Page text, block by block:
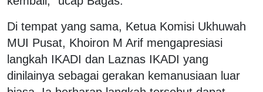
Di tempat yang sama, Ketua Komisi Ukhuwah
MUI Pusat, Khoiron M Arif mengapresiasi
langkah IKADI dan Laznas IKADI yang
dinilainya sebagai gerakan kemanusiaan luar